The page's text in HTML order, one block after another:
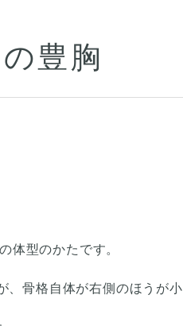
豊胸
体型のかたです。
骨格自体が右側のほうが